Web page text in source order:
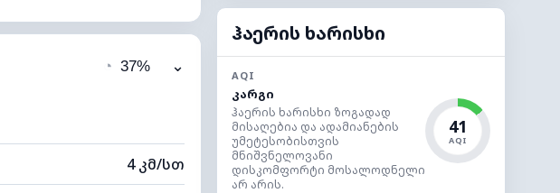
74%
10 კმ
◔ 37% ⌄
4 კმ/სთ
ჰაერის ხარისხი
AQI
კარგი
ჰაერის ხარისხი ზოგადად
მისაღებია და ადამიანების
უმეტესობისთვის
მნიშვნელოვანი
დისკომფორტი მოსალოდნელი
არ არის.
41
AQI